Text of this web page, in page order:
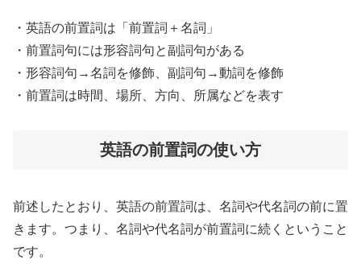
・英語の前置詞は「前置詞＋名詞」
・前置詞句には形容詞句と副詞句がある
・形容詞句→名詞を修飾、副詞句→動詞を修飾
・前置詞は時間、場所、方向、所属などを表す
英語の前置詞の使い方
前述したとおり、英語の前置詞は、名詞や代名詞の前に置
きます。つまり、名詞や代名詞が前置詞に続くということ
です。